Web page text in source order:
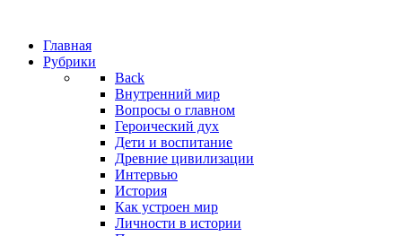
Главная
Рубрики
Back
Внутренний мир
Вопросы о главном
Героический дух
Дети и воспитание
Древние цивилизации
Интервью
История
Как устроен мир
Личности в истории